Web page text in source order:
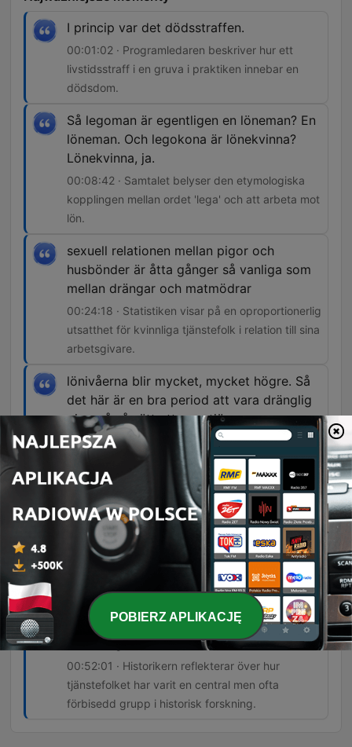
I princip var det dödsstraffen.
00:01:02 · Programledaren beskriver hur ett
livstidsstraff i en gruva i praktiken innebar en
dödsdom.
Så legoman är egentligen en löneman? En
löneman. Och legokona är lönekvinna?
Lönekvinna, ja.
00:08:42 · Samtalet belyser den etymologiska
kopplingen mellan ordet 'lega' och att arbeta mot
lön.
sexuell relationen mellan pigor och
husbönder är åtta gånger så vanliga som
mellan drängar och matmödrar
00:24:18 · Statistiken visar på en oproportionerlig
utsatthet för kvinnliga tjänstefolk i relation till sina
arbetsgivare.
lönivåerna blir mycket, mycket högre. Så
det här är en bra period att vara dränglig
piga på så sätt att man tjänar mer.
00:29:58 · Efter digerdöden skapade bristen på
arbetskraft en ekonomisk fördel för de som
faktiskt kunde arbeta.
En sak som förvånar mig är att den här
gruppen människor som är så omfattande
och så otroligt viktig och fundamental för
samhällsekonomin. Den finns överallt i
landet på alla jordbruk, inom andra
näringar också, gruvor och städer och så
vidare. Att den är så pass osynlig ändå i
forskningen i samhället.
00:52:01 · Historikern reflekterar över hur
tjänstefolket har varit en central men ofta
förbisedd grupp i historisk forskning.
POBIERZ APLIKACJĘ